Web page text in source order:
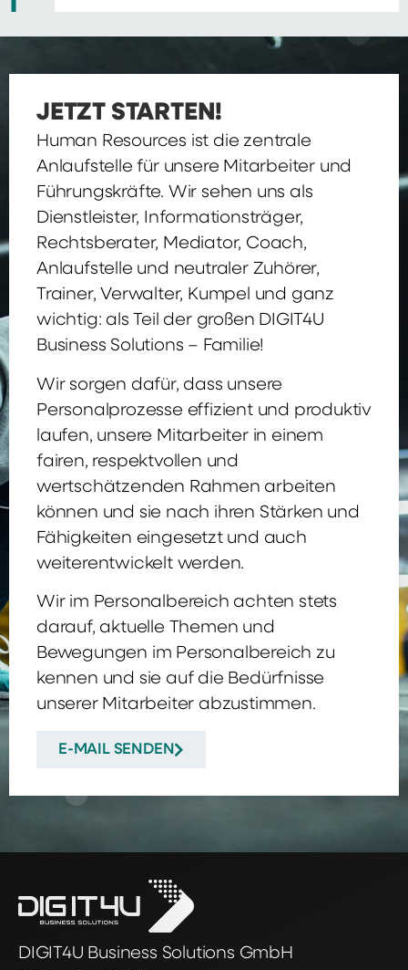
JETZT STARTEN!
Human Resources ist die zentrale
Anlaufstelle für unsere Mitarbeiter und
Führungskräfte. Wir sehen uns als
Dienstleister, Informationsträger,
Rechtsberater, Mediator, Coach,
Anlaufstelle und neutraler Zuhörer,
Trainer, Verwalter, Kumpel und ganz
wichtig: als Teil der großen DIGIT4U
Business Solutions – Familie!
Wir sorgen dafür, dass unsere
Personalprozesse effizient und produktiv
laufen, unsere Mitarbeiter in einem
fairen, respektvollen und
wertschätzenden Rahmen arbeiten
können und sie nach ihren Stärken und
Fähigkeiten eingesetzt und auch
weiterentwickelt werden.
Wir im Personalbereich achten stets
darauf, aktuelle Themen und
Bewegungen im Personalbereich zu
kennen und sie auf die Bedürfnisse
unserer Mitarbeiter abzustimmen.
E-MAIL SENDEN
DIGIT4U Business Solutions GmbH